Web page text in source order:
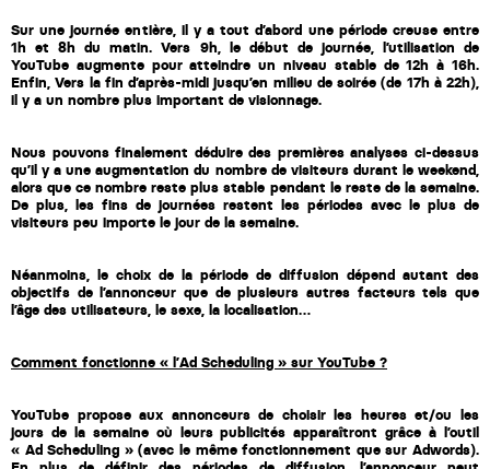
Sur une journée entière, il y a tout d’abord une période creuse entre
1h et 8h du matin. Vers 9h, le début de journée, l’utilisation de
YouTube augmente pour atteindre un niveau stable de 12h à 16h.
Enfin, Vers la fin d’après-midi jusqu’en milieu de soirée (de 17h à 22h),
il y a un nombre plus important de visionnage.
Nous pouvons finalement déduire des premières analyses ci-dessus
qu’il y a une augmentation du nombre de visiteurs durant le weekend,
alors que ce nombre reste plus stable pendant le reste de la semaine.
De plus, les fins de journées restent les périodes avec le plus de
visiteurs peu importe le jour de la semaine.
Néanmoins, le choix de la période de diffusion dépend autant des
objectifs de l’annonceur que de plusieurs autres facteurs tels que
l’âge des utilisateurs, le sexe, la localisation…
Comment fonctionne « l’Ad Scheduling » sur YouTube ?
YouTube propose aux annonceurs de choisir les heures et/ou les
jours de la semaine où leurs publicités apparaîtront grâce à l’outil
« Ad Scheduling » (avec le même fonctionnement que sur Adwords).